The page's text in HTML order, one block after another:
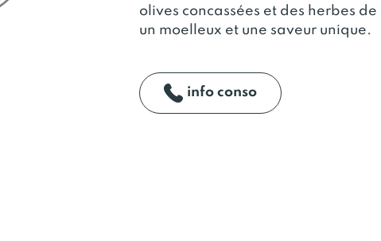
olives concassées et des herbes
un moelleux et une saveur unique.
info conso